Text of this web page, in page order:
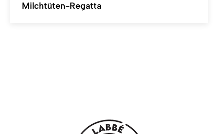
Milchtüten-Regatta